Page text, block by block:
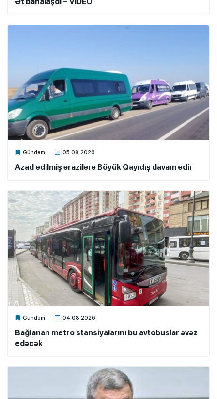
Gündəm 05.08.2026
Xalq.Online
Azad edilmiş ərazilərə Böyük Qayıdış davam edir
Gündəm 04.08.2026
Xalq.Online
Bağlanan metro stansiyalarını bu avtobuslar əvəz
edəcək